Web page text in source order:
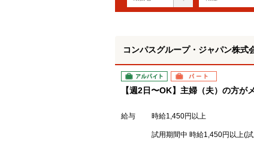
コンパスグループ・ジャパン株
アルバイト パート
【週2日〜OK】主婦（夫）の方が
給与 時給1,450円以上
試用期間中 時給1,450円以上(